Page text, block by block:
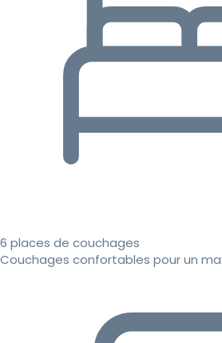
6 places de couchages
Couchages confortables pour un